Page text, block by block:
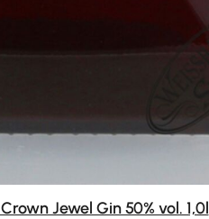
Jewel Gin 50% vol. 1,0l